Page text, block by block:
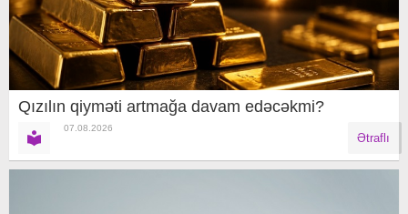
Qızılın qiyməti artmağa davam edəcəkmi?
07.08.2026
Ətraflı